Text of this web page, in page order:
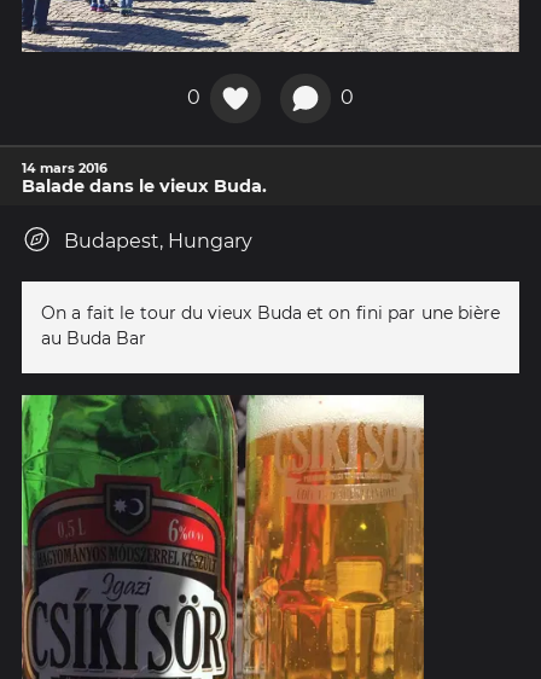
0 0
14 mars 2016
Balade dans le vieux Buda.
Budapest, Hungary
On a fait le tour du vieux Buda et on fini par une bière
au Buda Bar